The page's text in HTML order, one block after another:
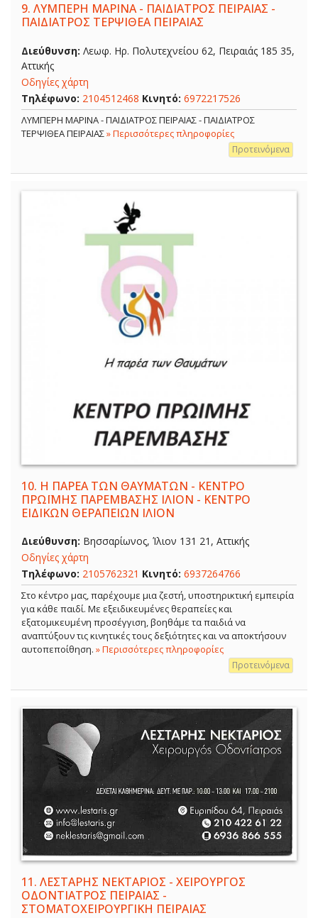
9. ΛΥΜΠΕΡΗ ΜΑΡΙΝΑ - ΠΑΙΔΙΑΤΡΟΣ ΠΕΙΡΑΙΑΣ -
ΠΑΙΔΙΑΤΡΟΣ ΤΕΡΨΙΘΕΑ ΠΕΙΡΑΙΑΣ
Διεύθυνση: Λεωφ. Ηρ. Πολυτεχνείου 62, Πειραιάς 185 35,
Αττικής
Οδηγίες χάρτη
Τηλέφωνο: 2104512468 Κινητό: 6972217526
ΛΥΜΠΕΡΗ ΜΑΡΙΝΑ - ΠΑΙΔΙΑΤΡΟΣ ΠΕΙΡΑΙΑΣ - ΠΑΙΔΙΑΤΡΟΣ
ΤΕΡΨΙΘΕΑ ΠΕΙΡΑΙΑΣ» Περισσότερες πληροφορίες
Προτεινόμενα
10. Η ΠΑΡΕΑ ΤΩΝ ΘΑΥΜΑΤΩΝ - ΚΕΝΤΡΟ
ΠΡΩΪΜΗΣ ΠΑΡΕΜΒΑΣΗΣ ΙΛΙΟΝ - ΚΕΝΤΡΟ
ΕΙΔΙΚΩΝ ΘΕΡΑΠΕΙΩΝ ΙΛΙΟΝ
Διεύθυνση: Βησσαρίωνος, Ίλιον 131 21, Αττικής
Οδηγίες χάρτη
Τηλέφωνο: 2105762321 Κινητό: 6937264766
Στο κέντρο μας, παρέχουμε μια ζεστή, υποστηρικτική εμπειρία
για κάθε παιδί. Με εξειδικευμένες θεραπείες και
εξατομικευμένη προσέγγιση, βοηθάμε τα παιδιά να
αναπτύξουν τις κινητικές τους δεξιότητες και να αποκτήσουν
αυτοπεποίθηση. » Περισσότερες πληροφορίες
Προτεινόμενα
11. ΛΕΣΤΑΡΗΣ ΝΕΚΤΑΡΙΟΣ - ΧΕΙΡΟΥΡΓΟΣ
ΟΔΟΝΤΙΑΤΡΟΣ ΠΕΙΡΑΙΑΣ -
ΣΤΟΜΑΤΟΧΕΙΡΟΥΡΓΙΚΗ ΠΕΙΡΑΙΑΣ